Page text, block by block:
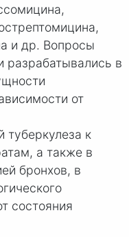
и др. Вопросы
разрабатывались в
от
туберкулеза к
а также в
бронхов, в
состояния